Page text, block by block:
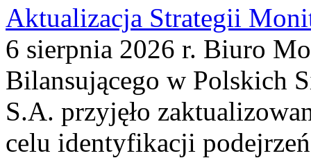
Aktualizacja Strategii
6 sierpnia 2026 r. Biuro
Bilansującego w Polskich
S.A. przyjęło
celu identyfikacji